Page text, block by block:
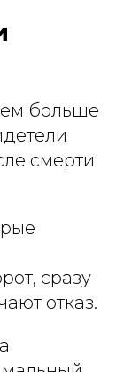
больше
смерти
сразу
отказ.